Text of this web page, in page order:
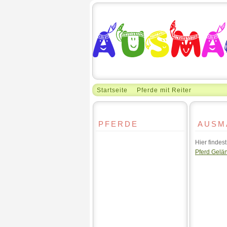
Startseite Pferde mit Reiter
PFERDE
Hier
Pferd